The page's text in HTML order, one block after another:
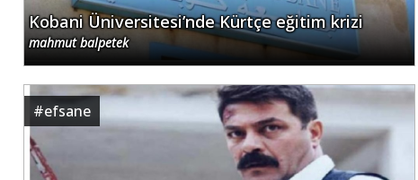
Kobani Üniversitesi’nde Kürtçe eğitim krizi
mahmut balpetek
#efsane